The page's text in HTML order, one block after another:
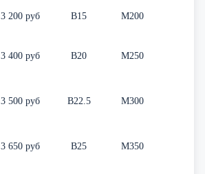
3 200 руб В15 М200
3 400 руб В20 М250
3 500 руб В22.5 М300
3 650 руб В25 М350